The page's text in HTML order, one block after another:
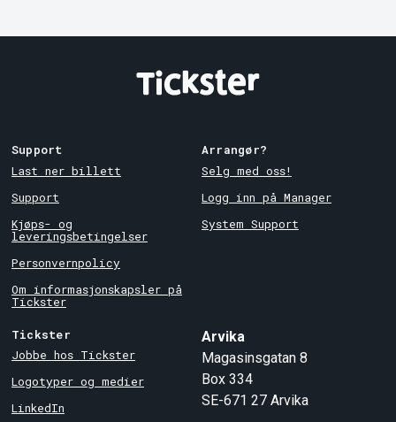
Support
Last ner billett
Support
Kjøps- og
leveringsbetingelser
Personvernpolicy
Om informasjonskapsler på
Tickster
Arrangør?
Selg med oss!
Logg inn på Manager
System Support
Tickster
Jobbe hos Tickster
Logotyper og medier
LinkedIn
Arvika
Magasinsgatan 8
Box 334
SE-671 27 Arvika